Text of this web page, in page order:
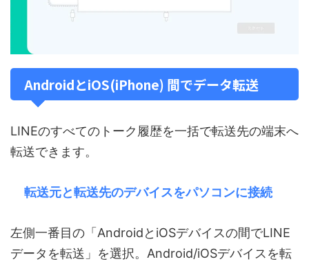
AndroidとiOS(iPhone) 間でデータ転送
LINEのすべてのトーク履歴を一括で転送先の端末へ
転送できます。
転送元と転送先のデバイスをパソコンに接続
左側一番目の「AndroidとiOSデバイスの間でLINE
データを転送」を選択。Android/iOSデバイスを転